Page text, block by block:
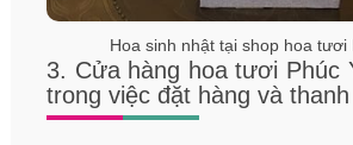
Hoa sinh nhật tại shop hoa tươi
3. Cửa hàng hoa tươi Phúc
trong việc đặt hàng và